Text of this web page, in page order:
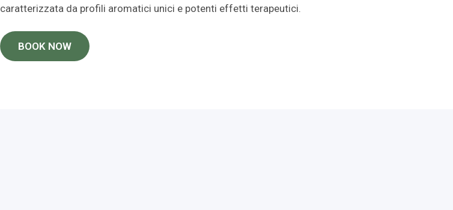
caratterizzata da profili aromatici unici e potenti effetti terapeutici.
BOOK NOW